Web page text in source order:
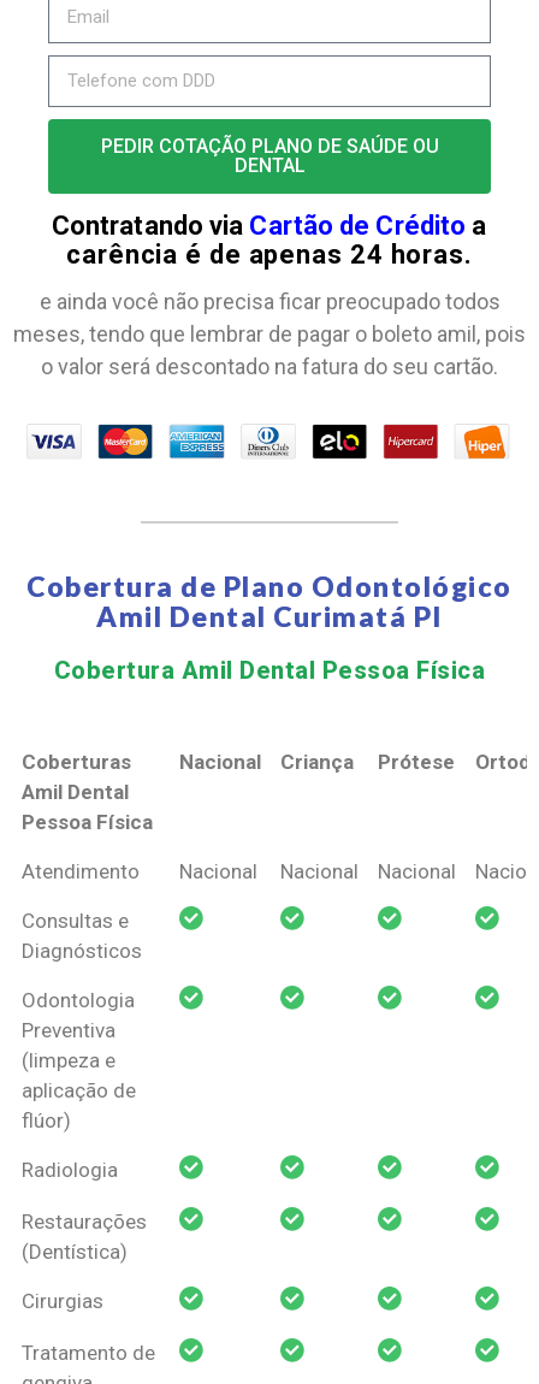
PEDIR COTAÇÃO PLANO DE SAÚDE OU
DENTAL
Contratando via Cartão de Crédito a
carência é de apenas 24 horas.
e ainda você não precisa ficar preocupado todos
meses, tendo que lembrar de pagar o boleto amil, pois
o valor será descontado na fatura do seu cartão.
Cobertura de Plano Odontológico
Amil Dental Curimatá PI
Cobertura Amil Dental Pessoa Física​
Coberturas
Amil Dental
Pessoa Física
Nacional Criança Prótese
Coberturas
Pessoa Física
Nacional Criança Prótese
Atendimento Nacional Nacional Nacional
Consultas e
Diagnósticos
Odontologia
Preventiva
(limpeza e
aplicação de
flúor)
Radiologia
Restaurações
(Dentística)
Cirurgias
Tratamento de